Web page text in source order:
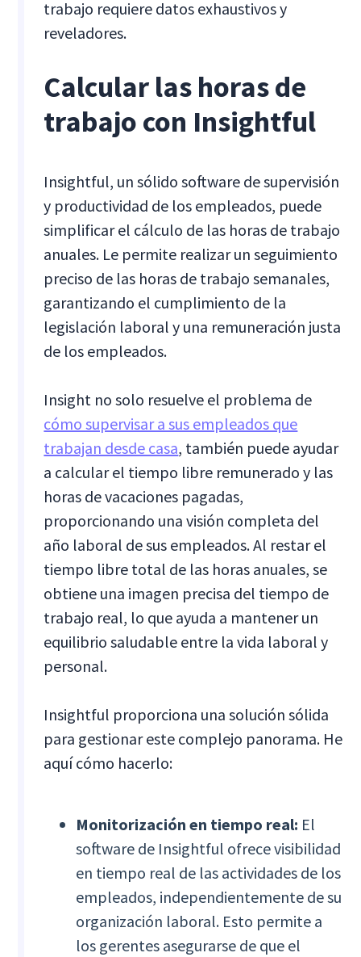
trabajo requiere datos exhaustivos y
reveladores.
Calcular las horas de
trabajo con Insightful
Insightful, un sólido software de supervisión
y productividad de los empleados, puede
simplificar el cálculo de las horas de trabajo
anuales. Le permite realizar un seguimiento
preciso de las horas de trabajo semanales,
garantizando el cumplimiento de la
legislación laboral y una remuneración justa
de los empleados.
Insight no solo resuelve el problema de
cómo supervisar a sus empleados que
trabajan desde casa, también puede ayudar
a calcular el tiempo libre remunerado y las
horas de vacaciones pagadas,
proporcionando una visión completa del
año laboral de sus empleados. Al restar el
tiempo libre total de las horas anuales, se
obtiene una imagen precisa del tiempo de
trabajo real, lo que ayuda a mantener un
equilibrio saludable entre la vida laboral y
personal.
Insightful proporciona una solución sólida
para gestionar este complejo panorama. He
aquí cómo hacerlo:
Monitorización en tiempo real: El
software de Insightful ofrece visibilidad
en tiempo real de las actividades de los
empleados, independientemente de su
organización laboral. Esto permite a
los gerentes asegurarse de que el